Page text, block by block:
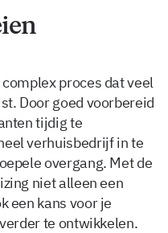
proces dat veel
Door goed voorbereid
tijdig te
verhuisbedrijf in te
overgang. Met de
niet alleen een
een kans voor je
te ontwikkelen.